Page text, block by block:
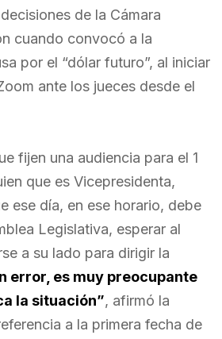
de la Cámara
cuando convocó a la
por el “dólar futuro”, al iniciar
ante los jueces desde el
fijen una audiencia para el 1
que es Vicepresidenta,
ese día, en ese horario, debe
Legislativa, esperar al
a su lado para dirigir la
error, es muy preocupante
la situación”, afirmó la
a la primera fecha de